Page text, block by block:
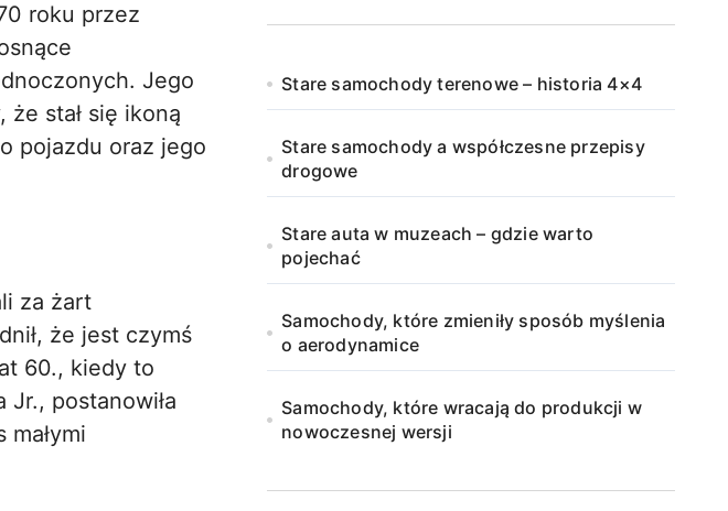
roku przez
Jego
stał się ikoną
pojazdu oraz jego
za żart
że jest czymś
60., kiedy to
postanowiła
Stare samochody terenowe – historia 4×4
Stare samochody a współczesne przepisy
drogowe
Stare auta w muzeach – gdzie warto
pojechać
Samochody, które zmieniły sposób myślenia
o aerodynamice
Samochody, które wracają do produkcji w
nowoczesnej wersji